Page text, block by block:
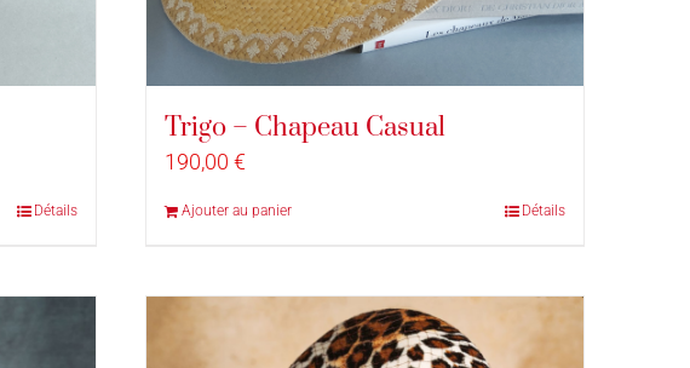
Détails
Trigo – Chapeau Casual
190,00 €
Ajouter au panier Détails